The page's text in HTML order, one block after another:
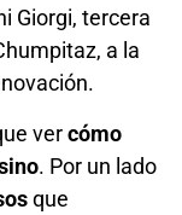
Giorgi, tercera
a la
vercómo
. Por un lado
que